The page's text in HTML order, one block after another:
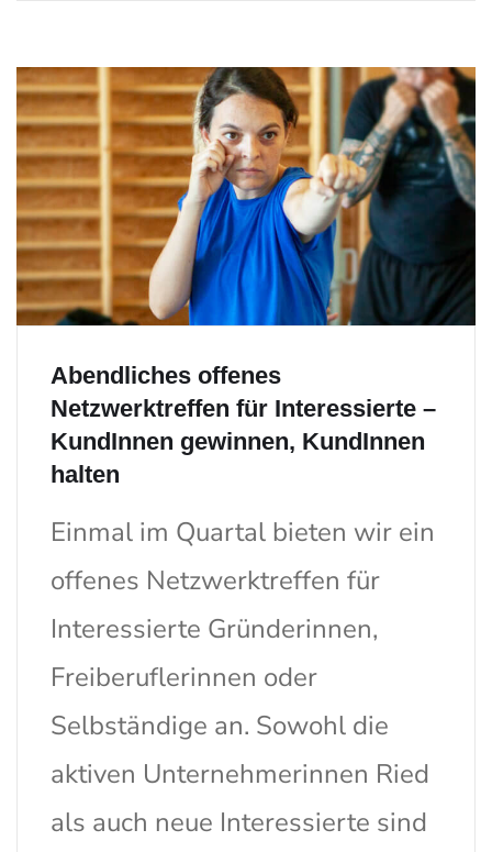
Abendliches offenes
Netzwerktreffen für Interessierte –
KundInnen gewinnen, KundInnen
halten
Einmal im Quartal bieten wir ein
offenes Netzwerktreffen für
Interessierte Gründerinnen,
Freiberuflerinnen oder
Selbständige an. Sowohl die
aktiven Unternehmerinnen Ried
als auch neue Interessierte sind